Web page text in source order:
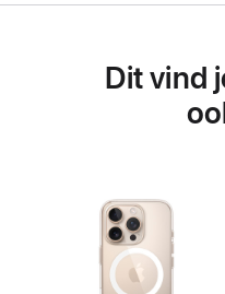
Dit vind